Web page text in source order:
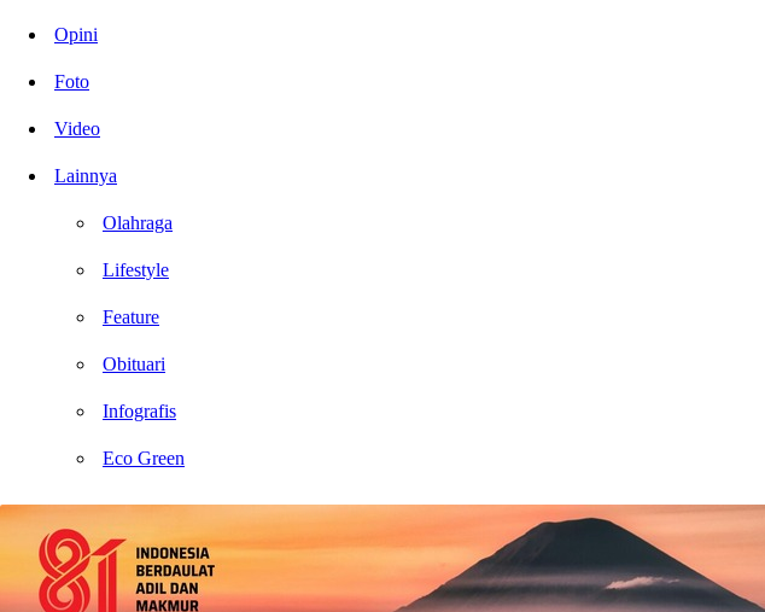
Opini
Foto
Video
Lainnya
Olahraga
Lifestyle
Feature
Obituari
Infografis
Eco Green